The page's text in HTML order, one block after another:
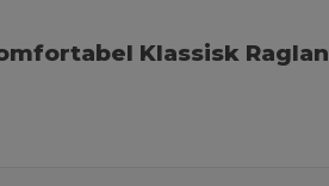
Klassisk Raglan